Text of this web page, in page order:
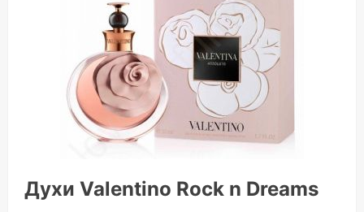
Духи Valentino Rock n Dreams